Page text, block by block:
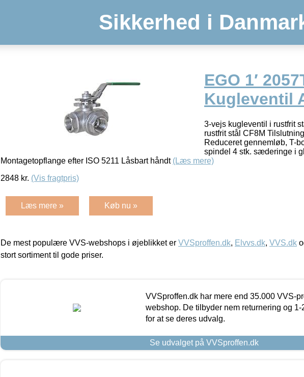
Sikkerhed i
EGO 1′
Kugleventil
3-vejs kugleventil i rustfrit
rustfrit stål CF8M
Reduceret gennemløb, T-
spindel 4 stk. sæderinge i
Montagetopflange efter ISO 5211 Låsbart håndt (Læs mere)
2848 kr. (Vis fragtpris)
Læs mere » Køb nu »
De mest populære VVS-webshops i øjeblikket er VVSproffen.dk, Elvvs.dk, VVS.dk
stort sortiment til gode priser.
VVSproffen.dk har mere end 35.000 VVS-
webshop. De tilbyder nem returnering og
for at se deres udvalg.
Se udvalget på VVSproffen.dk